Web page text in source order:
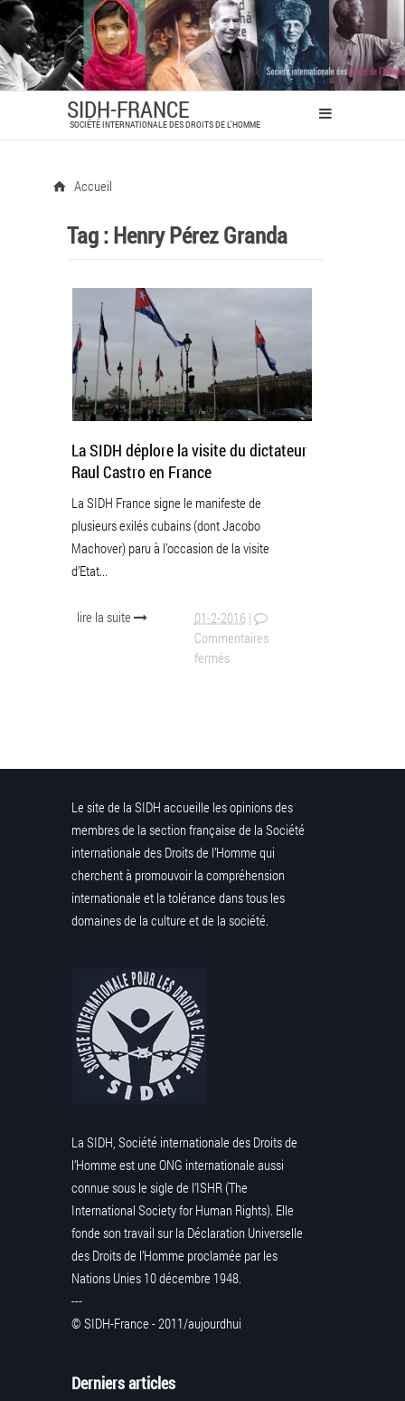
SIDH-FRANCE
SOCIÉTÉ INTERNATIONALE DES DROITS DE L'HOMME
Accueil
Tag :Henry Pérez Granda
La SIDH déplore la visite du dictateur
Raul Castro en France
La SIDH France signe le manifeste de
plusieurs exilés cubains (dont Jacobo
Machover) paru à l’occasion de la visite
d’Etat...
lire la suite 01-2-2016 |
Commentaires
fermés
Le site de la SIDH accueille les opinions des
membres de la section française de la Société
internationale des Droits de l’Homme qui
cherchent à promouvoir la compréhension
internationale et la tolérance dans tous les
domaines de la culture et de la société.
La SIDH, Société internationale des Droits de
l’Homme est une ONG internationale aussi
connue sous le sigle de l’ISHR (The
International Society for Human Rights). Elle
fonde son travail sur la Déclaration Universelle
des Droits de l’Homme proclamée par les
Nations Unies 10 décembre 1948.
---
© SIDH-France - 2011/aujourdhui
Derniers articles